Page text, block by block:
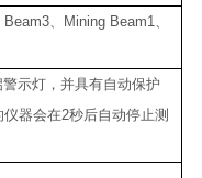
Beam3、 Mining Beam1
示灯，并具有自动保护
仪器会在2秒后自动停止测